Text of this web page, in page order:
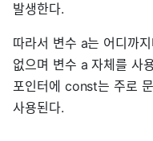
발생한다.
따라서 변수 a는 어디까
없으며 변수 a 자체를 사
포인터에 const는 주로
사용된다.